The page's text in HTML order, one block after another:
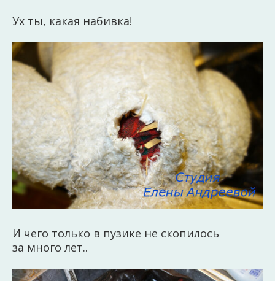
Ух ты, какая набивка!
И чего только в пузике не скопилось
за много лет..